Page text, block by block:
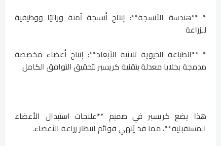
* **هندسة الأنسجة**: إنتاج أنسجة آمنة وراثيًا ووظيفية
للزراعة
* **الطباعة الحيوية ثلاثية الأبعاد**: إنتاج أعضاء مخصصة
مدمجة بخلايا معدلة بتقنية كريسبر لتحقيق التوافق الكامل
هذا يضع كريسبر في صميم **علاجات استبدال الأعضاء
المستقبلية**، مما قد يُنهي قوائم انتظار زراعة الأعضاء.